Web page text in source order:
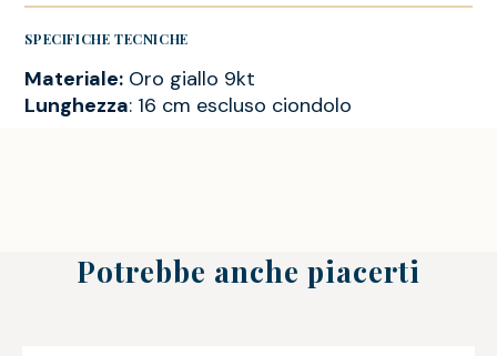
SPECIFICHE TECNICHE
Materiale: Oro giallo 9kt
Lunghezza: 16 cm escluso ciondolo
Potrebbe anche piacerti